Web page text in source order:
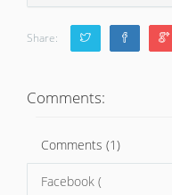
Share:
Comments:
Comments (1)
Facebook (